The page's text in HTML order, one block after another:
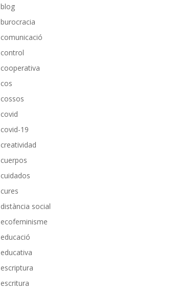
blog
burocracia
comunicació
control
cooperativa
cos
cossos
covid
covid-19
creatividad
cuerpos
cuidados
cures
distància social
ecofeminisme
educació
educativa
escriptura
escritura